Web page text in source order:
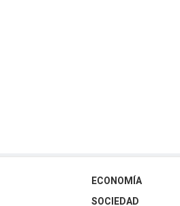
ECONOMÍA
SOCIEDAD